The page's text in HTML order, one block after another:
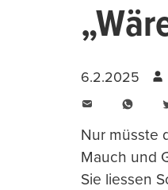
6.2.2025
Nur müsste
Mauch und
Sie liessen